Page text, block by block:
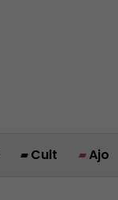
Cult Ajo